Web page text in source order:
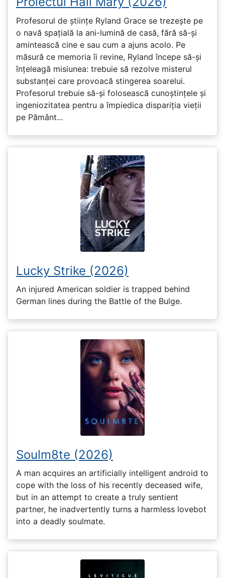
Profesorul de științe Ryland Grace se trezește pe
o navă spațială la ani-lumină de casă, fără să-și
amintească cine e sau cum a ajuns acolo. Pe
măsură ce memoria îi revine, Ryland începe să-și
înțeleagă misiunea: trebuie să rezolve misterul
substanței care provoacă stingerea soarelui.
Profesorul trebuie să-și folosească cunoștințele și
ingeniozitatea pentru a împiedica dispariția vieții
pe Pământ...
Lucky Strike (2026)
An injured American soldier is trapped behind
German lines during the Battle of the Bulge.
Soulm8te (2026)
A man acquires an artificially intelligent android to
cope with the loss of his recently deceased wife,
but in an attempt to create a truly sentient
partner, he inadvertently turns a harmless lovebot
into a deadly soulmate.